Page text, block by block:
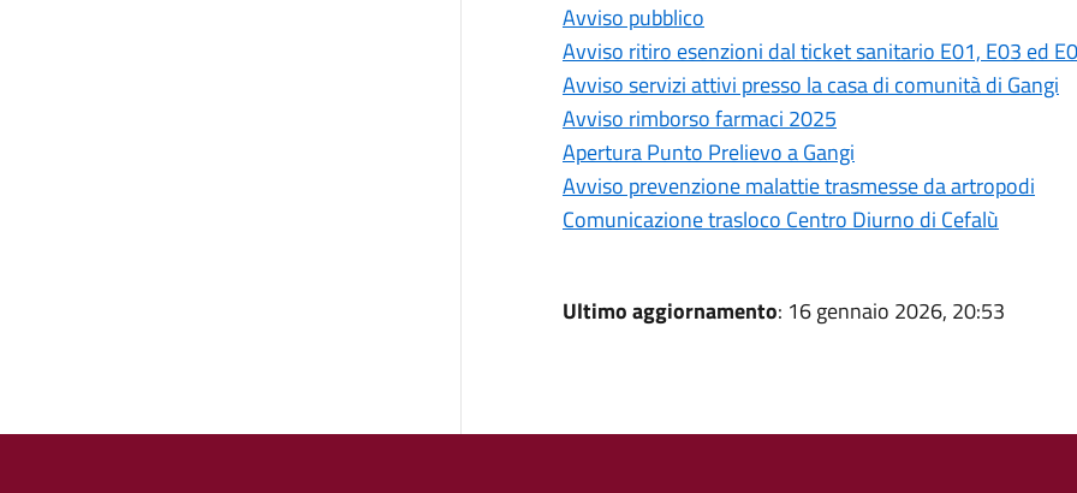
Avviso pubblico
Avviso ritiro esenzioni dal ticket sanitario E01, E03 ed
Avviso servizi attivi presso la casa di comunità di Gangi
Avviso rimborso farmaci 2025
Apertura Punto Prelievo a Gangi
Avviso prevenzione malattie trasmesse da artropodi
Comunicazione trasloco Centro Diurno di Cefalù
Ultimo aggiornamento: 16 gennaio 2026, 20:53